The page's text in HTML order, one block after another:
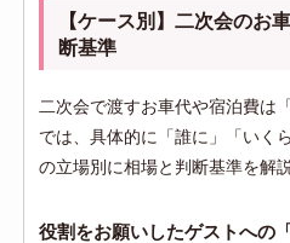
【ケース別】二次会のお
断基準
二次会で渡すお車代や宿泊費は
では、具体的に「誰に」「いく
の立場別に相場と判断基準を解
役割をお願いしたゲストへの「